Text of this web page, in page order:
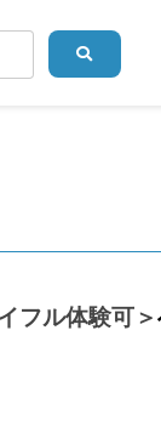
フル体験可＞